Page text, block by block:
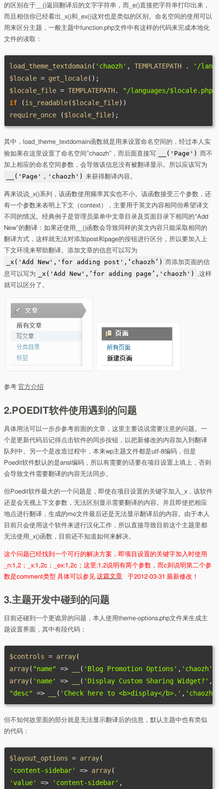
的区别在于__()返回翻译后的文字字符串，而_e()直接把字符串打印出来，
而且相信你已经看出_x()和_ex()这对也是类似的区别。命名空间的使用可以
用来区分主题，一般主题中function.php文件中有这样的代码来完成本地化
文件的读取：
load_theme_textdomain( 'chaozh' , TEMPLATEPATH .
'/
$locale = get_locale();
$locale_file = TEMPLATEPATH. "/languages/$locale.php"
if
(is_readable($locale_file))
require_once
($locale_file);
其中，load_theme_textdomain函数就是用来设置命名空间的，经过本人实
验如果在这里设置了命名空间”chaozh”，而后面直接写
__('Page')
而不
加上相应的命名空间参数，会导致该信息没有被翻译显示。所以应该写为
__('Page'，'chaozh') 来获得翻译内容。
再来说说_x()系列，该函数使用频率其实也不小。该函数接受三个参数，还
有一个参数来表明上下文（context），主要用于英文内容相同但希望译文
不同的情况。经典例子是管理员菜单中文章目录及页面目录下相同的“Add
New”的翻译：如果还使用__()函数会导致同样的英文内容只能采取相同的
翻译方式，这样就无法对添加post和page的按钮进行区分，所以要加入上
下文环境来帮助翻译。添加文章的信息可以写为
_x('Add New','for adding post',‘chaozh’)
而添加页面的信
息可以写为
_x('Add New',‘for adding page’,'chaozh')
,这样
就可以区分了。
参考 官方介绍
2.POEDIT软件使用遇到的问题
具体用法可以一步步参考前面的文章，这里主要说说需要注意的问题。一
个是更新代码后记得点击软件的同步按钮，以把新修改的内容加入到翻译
队列中。另一个是改造过程中，本来wp主题文件都是utf-8编码，但是
Poedit软件默认的是ansi编码，所以有需要的话要在项目设置上填上，否则
会导致文件需要翻译的内容无法同步。
但Poedit软件最大的一个问题是，即使在项目设置的关键字加入_x，该软件
还是会无视上下文参数，无法区别显示需要翻译的内容。并且即使把相应
地点进行翻译，生成的mo文件最后还是无法显示翻译后的内容。由于本人
目前只会使用这个软件来进行汉化工作，所以直接导致目前这个主题里都
无法使用_x()函数，目前还不知道如何来解决。
这个问题已经找到一个可行的解决方案，即项目设置的关键字加入时使用
_n:1,2；_x:1,2c；_ex:1,2c；这里:1,2说明有两个参数，而c则说明第二个参
数是comment类型 具体可以参见 这篇文章 于2012-03-31 最新修改！
3.主题开发中碰到的问题
目前还碰到一个更诡异的问题，本人使用theme-options.php文件来生成主
题设置界面，其中有段代码：
$controls = array(
array( "name" => ( 'Blog Promotion Options' , 'chaozh'
array( 'name' => ( 'Display Custom Sharing Widget?' ,
"desc" => ( 'Check here to <b>display</b>.' , 'chaozh'
但不知何故里面的部分就是无法显示翻译后的信息，默认主题中也有类似
的代码：
$layout_options = array(
'content-sidebar'
=> array(
'value'
=> 'content-sidebar' ,